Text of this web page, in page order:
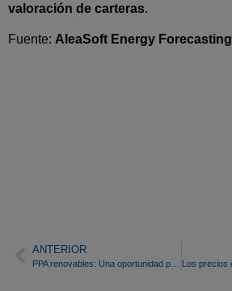
valoración de carteras.
Fuente: AleaSoft Energy Forecasting
ANTERIOR